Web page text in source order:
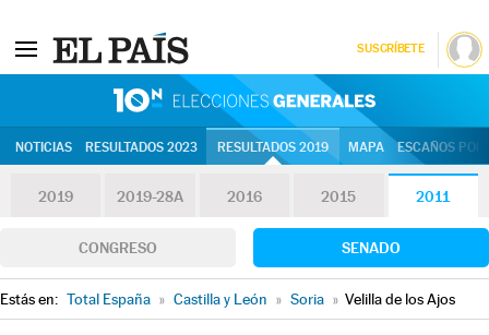
SUSCRÍBETE
NOTICIAS RESULTADOS 2023 RESULTADOS 2019 MAPA ESCAÑOS
2019 2019-28A 2016 2015 2011
CONGRESO SENADO
Estás en: Total España » Castilla y León » Soria » Velilla de los Ajos